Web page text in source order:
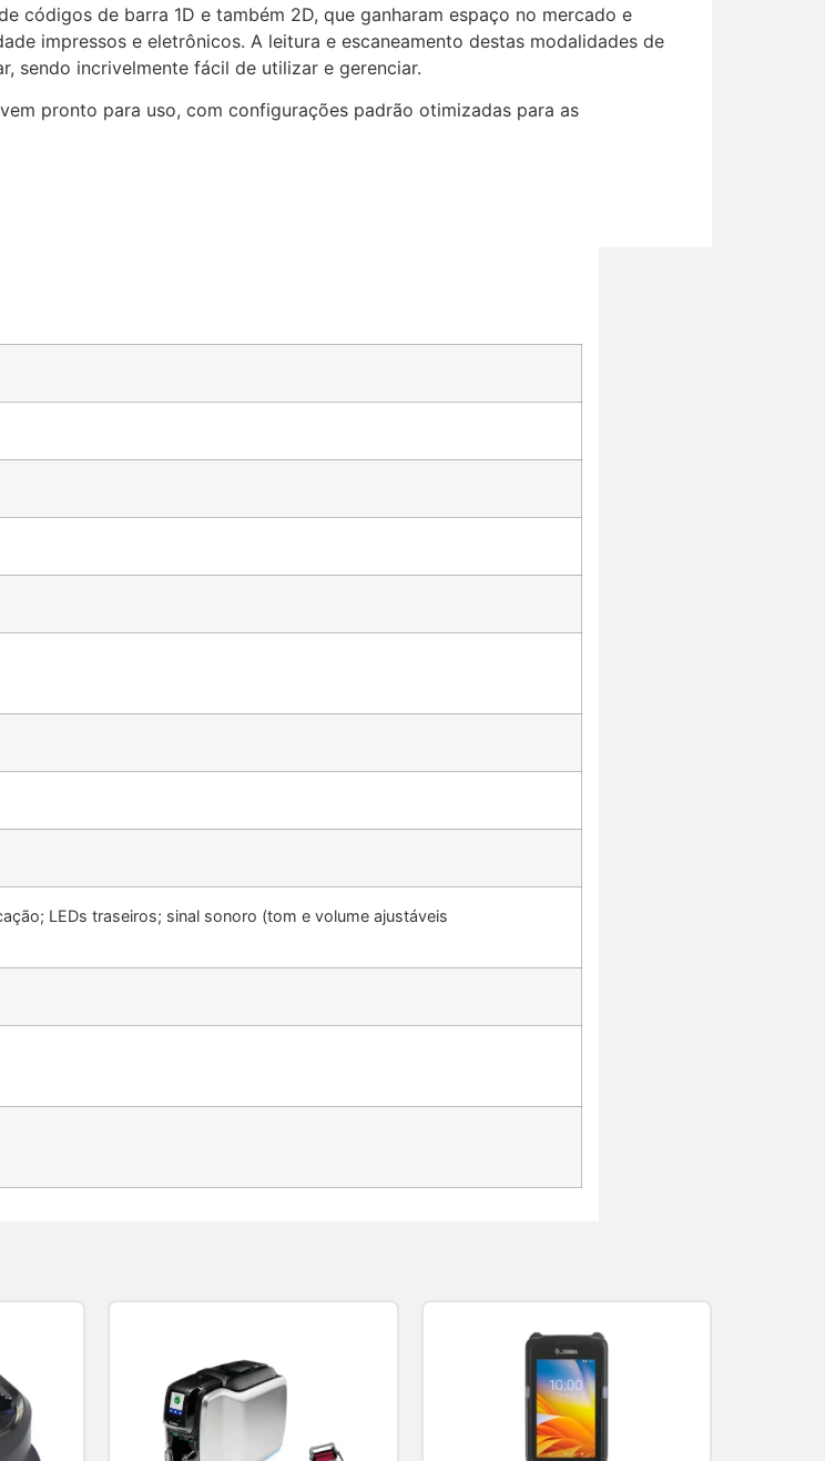
códigos de barra 1D e também 2D, que ganharam espaço no mercado e
impressos e eletrônicos. A leitura e escaneamento destas modalidades de
sendo incrivelmente fácil de utilizar e gerenciar.
pronto para uso, com configurações padrão otimizadas para as
LEDs traseiros; sinal sonoro (tom e volume ajustáveis